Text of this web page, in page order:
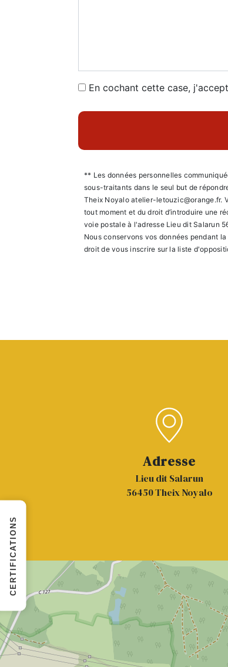
En cochant cette case,
** Les données personnelles
sous-traitants dans le seul but de
Theix Noyalo atelier-letouzic@orange.fr.
tout moment et du droit d’introduire une
voie postale à l'adresse Lieu dit Salarun
Nous conservons vos données pendant
droit de vous inscrire sur la liste
Adresse
Lieu dit Salarun
56450 Theix Noyalo
+
−
CERTIFICATIONS